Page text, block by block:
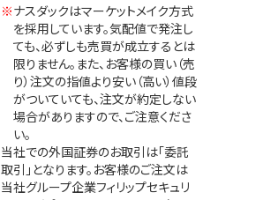
※ナスダックはマーケットメイク方式
を採用しています。気配値で発注し
ても、必ずしも売買が成立するとは
限りません。また、お客様の買い（売
り）注文の指値より安い（高い）値段
がついていても、注文が約定しない
場合がありますので、ご注意くださ
い。
当社での外国証券のお取引は「委託
取引」となります。お客様のご注文は
当社グループ企業フィリップセキュリ